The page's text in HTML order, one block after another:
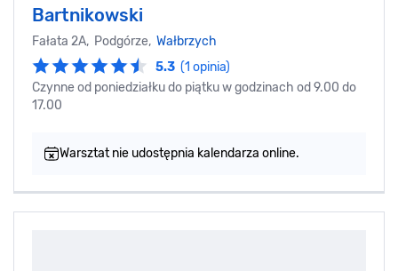
Bartnikowski
Fałata 2A, Podgórze, Wałbrzych
5.3 (1 opinia)
Czynne od poniedziałku do piątku w godzinach od 9.00 do
17.00
Warsztat nie udostępnia kalendarza online.